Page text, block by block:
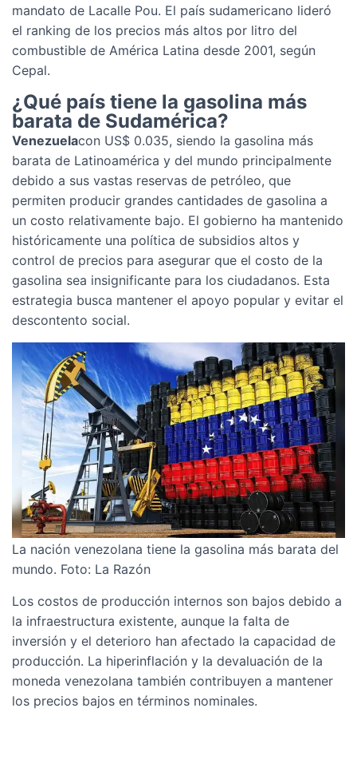
mandato de Lacalle Pou. El país sudamericano lideró
el ranking de los precios más altos por litro del
combustible de América Latina desde 2001, según
Cepal.
¿Qué país tiene la gasolina más
barata de Sudamérica?
Venezuelacon US$ 0.035, siendo la gasolina más
barata de Latinoamérica y del mundo principalmente
debido a sus vastas reservas de petróleo, que
permiten producir grandes cantidades de gasolina a
un costo relativamente bajo. El gobierno ha mantenido
históricamente una política de subsidios altos y
control de precios para asegurar que el costo de la
gasolina sea insignificante para los ciudadanos. Esta
estrategia busca mantener el apoyo popular y evitar el
descontento social.
La nación venezolana tiene la gasolina más barata del
mundo. Foto: La Razón
Los costos de producción internos son bajos debido a
la infraestructura existente, aunque la falta de
inversión y el deterioro han afectado la capacidad de
producción. La hiperinflación y la devaluación de la
moneda venezolana también contribuyen a mantener
los precios bajos en términos nominales.